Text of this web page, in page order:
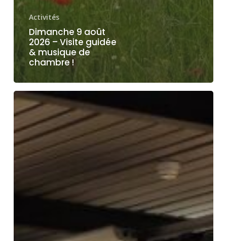
Activités
Dimanche 9 août
2026 – Visite guidée
& musique de
chambre !
Une
nouvelle
consacrée
à
l’histoire